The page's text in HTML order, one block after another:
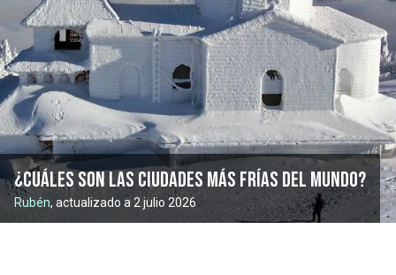
¿Cuáles son las ciudades más frías del mundo?
Rubén, actualizado a 2 julio 2026